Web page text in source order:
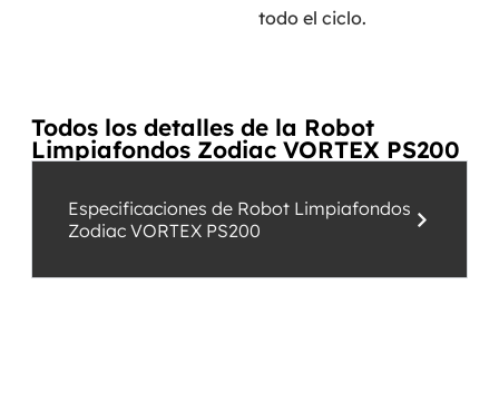
todo el ciclo.
Todos los detalles de la Robot
Limpiafondos Zodiac VORTEX PS200
Especificaciones de Robot Limpiafondos
Zodiac VORTEX PS200